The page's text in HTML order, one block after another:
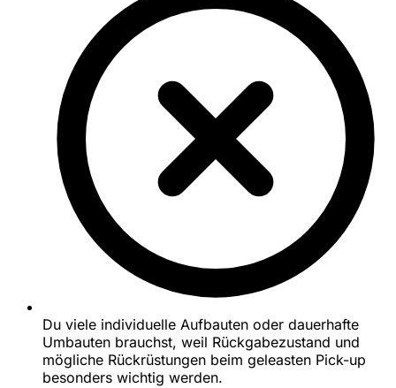
Du viele individuelle Aufbauten oder dauerhafte
Umbauten brauchst, weil Rückgabezustand und
mögliche Rückrüstungen beim geleasten Pick-up
besonders wichtig werden.